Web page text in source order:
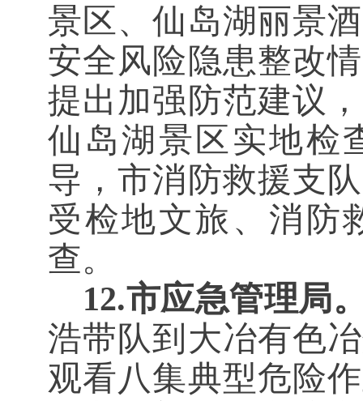
景区、仙岛湖丽景
安全风险隐患整改
提出加强防范建议
仙岛湖景区实地检
导，市消防救援支
受检地文旅、消防
查。
12.市应急管理局
浩带队到大冶有色
观看八集典型危险